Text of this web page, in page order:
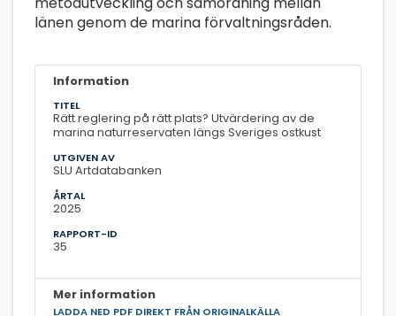
länen genom de marina förvaltningsråden.
Information
TITEL
Rätt reglering på rätt plats? Utvärdering av de
marina naturreservaten längs Sveriges ostkust
UTGIVEN AV
SLU Artdatabanken
ÅRTAL
2025
RAPPORT-ID
35
Mer information
LADDA NED PDF DIREKT FRÅN ORIGINALKÄLLA